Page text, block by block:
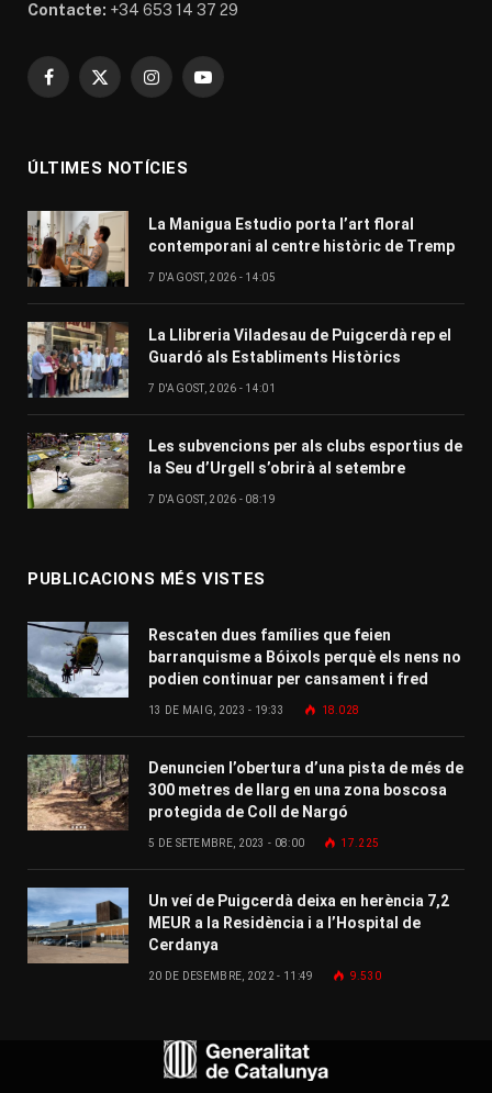
Contacte: +34 653 14 37 29
Facebook
X
InstagramYouTube
ÚLTIMES NOTÍCIES
La Manigua Estudio porta l’art floral
contemporani al centre històric de Tremp
7 D'AGOST, 2026 - 14:05
La Llibreria Viladesau de Puigcerdà rep el
Guardó als Establiments Històrics
7 D'AGOST, 2026 - 14:01
Les subvencions per als clubs esportius de
la Seu d’Urgell s’obrirà al setembre
7 D'AGOST, 2026 - 08:19
PUBLICACIONS MÉS VISTES
Rescaten dues famílies que feien
barranquisme a Bóixols perquè els nens no
podien continuar per cansament i fred
13 DE MAIG, 2023 - 19:33 18.028
Denuncien l’obertura d’una pista de més de
300 metres de llarg en una zona boscosa
protegida de Coll de Nargó
5 DE SETEMBRE, 2023 - 08:00 17.225
Un veí de Puigcerdà deixa en herència 7,2
MEUR a la Residència i a l’Hospital de
Cerdanya
20 DE DESEMBRE, 2022 - 11:49 9.530